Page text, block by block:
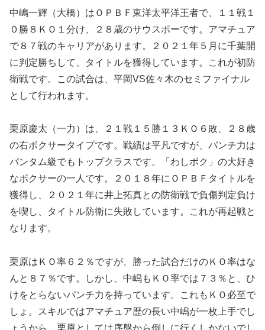
中嶋一輝（大橋）はＯＰＢＦ東洋太平洋王者で、１１戦１
０勝８ＫＯ１分け、２８歳のサウスポーです。アマチュア
で８７戦のキャリアがあります。２０２１年５月に千葉開
に判定勝ちして、タイトルを獲得しています。これが初防
衛戦です。この試合は、平岡VS佐々木のセミファイナル
として行われます。
栗原慶太（一力）は、２１戦１５勝１３ＫＯ６敗、２８歳
の右ボクサータイプです。戦績は平凡ですが、パンチ力は
バンタム級でもトップクラスです。「わしボク」の大好き
なボクサーの一人です。２０１８年にＯＰＢＦタイトルを
獲得し、２０２１年に井上拓真との防衛戦で負傷判定負け
を喫し、タイトル防衛に失敗しています。これが再起戦と
なります。
栗原はＫＯ率６２％ですが、勝った試合だけのＫＯ率はな
んと８７％です。しかし、中嶋もＫＯ率では７３％と、ひ
けをとらないパンチ力を持っています。これもＫＯ必至で
しょ。スキルではアマチュア歴の長い中嶋が一枚上手でし